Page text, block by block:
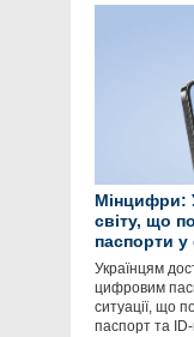
Мінцифри:
світу, що
паспорти у
Українцям
цифровим
ситуації, що
паспорт та ID-